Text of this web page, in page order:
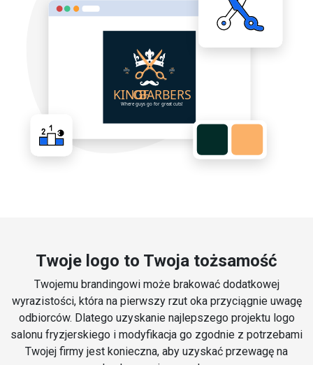
Twoje logo to Twoja tożsamość
Twojemu brandingowi może brakować dodatkowej
wyrazistości, która na pierwszy rzut oka przyciągnie uwagę
odbiorców. Dlatego uzyskanie najlepszego projektu logo
salonu fryzjerskiego i modyfikacja go zgodnie z potrzebami
Twojej firmy jest konieczna, aby uzyskać przewagę na